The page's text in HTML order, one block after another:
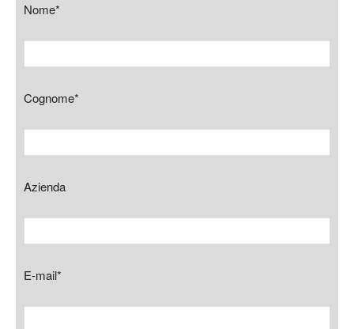
Nome*
Cognome*
Azienda
E-mail*